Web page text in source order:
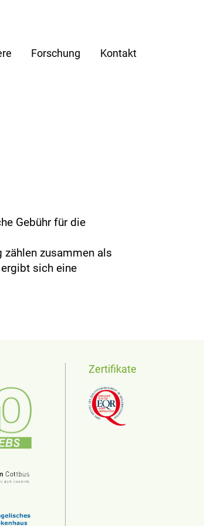
Forschung Kontakt
Gebühr für die
zählen zusammen als
sich eine
Zertifikate